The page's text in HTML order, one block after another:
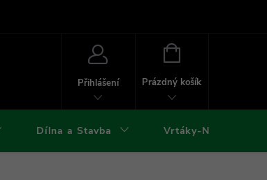
Přihlášení
NÁKUPNÍ
Prázdný košík
Dílna a Stavba Vrtáky-Nástroje